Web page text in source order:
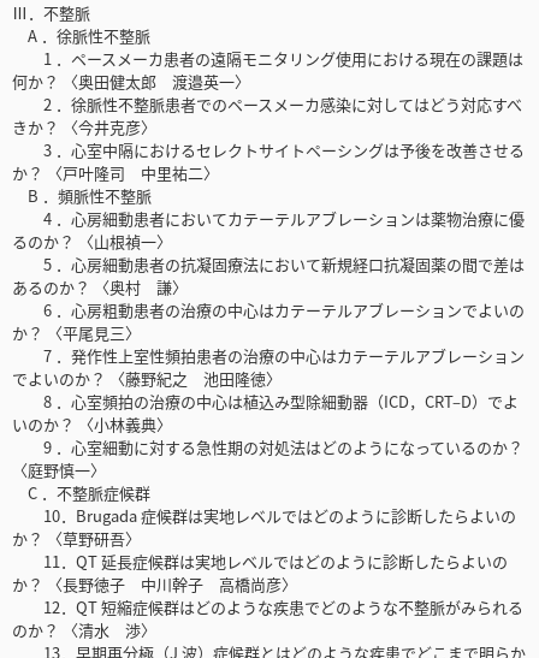
Ⅲ．不整脈
A ．徐脈性不整脈
1 ．ペースメーカ患者の遠隔モニタリング使用における現在の課題は
何か？ 〈奥田健太郎 渡邉英一〉
2 ．徐脈性不整脈患者でのペースメーカ感染に対してはどう対応すべ
きか？ 〈今井克彦〉
3 ．心室中隔におけるセレクトサイトペーシングは予後を改善させる
か？ 〈戸叶隆司 中里祐二〉
B ．頻脈性不整脈
4 ．心房細動患者においてカテーテルアブレーションは薬物治療に優
るのか？ 〈山根禎一〉
5 ．心房細動患者の抗凝固療法において新規経口抗凝固薬の間で差は
あるのか？ 〈奥村 謙〉
6 ．心房粗動患者の治療の中心はカテーテルアブレーションでよいの
か？ 〈平尾見三〉
7 ．発作性上室性頻拍患者の治療の中心はカテーテルアブレーション
でよいのか？ 〈藤野紀之 池田隆徳〉
8 ．心室頻拍の治療の中心は植込み型除細動器（ICD，CRT‒D）でよ
いのか？ 〈小林義典〉
9 ．心室細動に対する急性期の対処法はどのようになっているのか？
〈庭野慎一〉
C ．不整脈症候群
10．Brugada 症候群は実地レベルではどのように診断したらよいの
か？ 〈草野研吾〉
11．QT 延長症候群は実地レベルではどのように診断したらよいの
か？ 〈長野徳子 中川幹子 高橋尚彦〉
12．QT 短縮症候群はどのような疾患でどのような不整脈がみられる
のか？ 〈清水 渉〉
13．早期再分極（J 波）症候群とはどのような疾患でどこまで明らか